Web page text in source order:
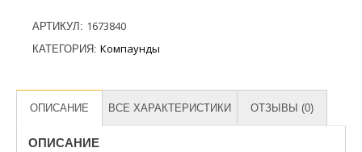
АРТИКУЛ: 1673840
КАТЕГОРИЯ: Компаунды
ОПИСАНИЕ ВСЕ ХАРАКТЕРИСТИКИ ОТЗЫВЫ (0)
ОПИСАНИЕ